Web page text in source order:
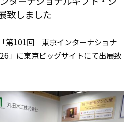
致しました
第101回 東京インターナショナ
」に東京ビッグサイトにて出展致